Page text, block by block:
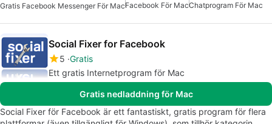
Gratis Facebook Messenger För MacFacebook För MacChatprogram För Mac
Social Fixer for Facebook
5 Gratis
Ett gratis Internetprogram för Mac
Gratis nedladdning för Mac
Social Fixer för Facebook är ett fantastiskt, gratis program för flera